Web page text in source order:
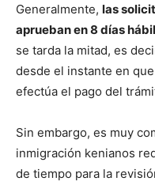
Generalmente, las
aprueban en 8 días
se tarda la mitad, es
desde el instante en
efectúa el pago del
Sin embargo, es muy
inmigración kenianos
de tiempo para la